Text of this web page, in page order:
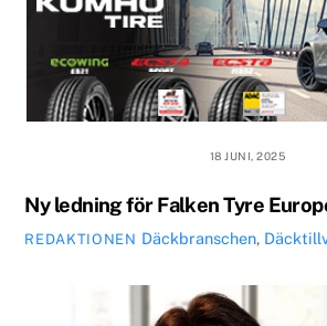
18 JUNI, 2025
Ny ledning för Falken Tyre
REDAKTIONEN Däckbranschen,